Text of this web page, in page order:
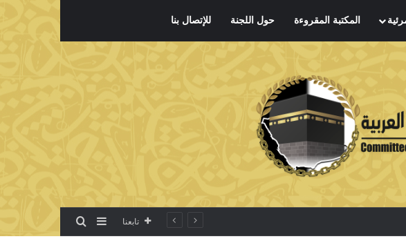
المكتبة المقروءة حول اللجنة للإتصال بنا
تابعنا إضافة عمود جانبي
بحث عن